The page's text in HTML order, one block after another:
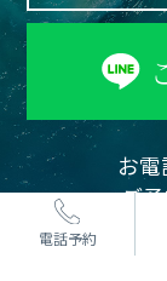
電話予約
お
ご
ま